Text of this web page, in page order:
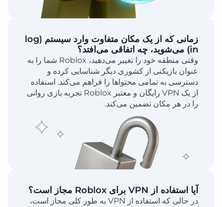
زمانی که از یک مکان متفاوت وارد سیستم (log
in) می‌شوید، چه اتفاقی می‌افتد؟
وقتی منطقه خود را تغییر می‌دهید، Roblox شما را به
عنوان بازیکنی از کشوری دیگر شناسایی کرده و
دسترسی به تمامی محتواها را فراهم می‌کند. استفاده
از یک VPN رایگان و معتبر Roblox تجربه بازی روانی
را در هر مکان تضمین می‌کند.
آیا استفاده از VPN برای Roblox مجاز است؟
در حالی که استفاده از VPN به طور کلی مجاز است،